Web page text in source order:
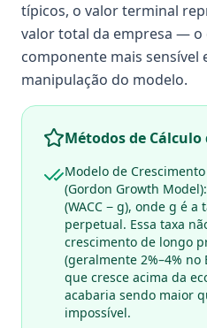
típicos, o valor terminal
valor total da empresa — o
componente mais sensível
manipulação do modelo.
Métodos de
Modelo de
(Gordon Growth Model):
(WACC − g), onde g é
perpetual. Essa taxa
crescimento de longo
(geralmente 2%–4%
que cresce acima da
acabaria sendo maior
impossível.